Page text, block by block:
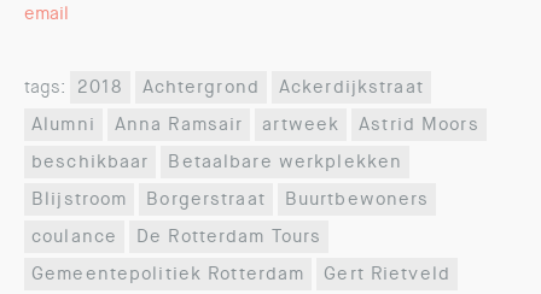
email
tags: 2018 Achtergrond
Ackerdijkstraat
Alumni
Anna Ramsair artweek
Astrid Moors
beschikbaar
Betaalbare werkplekken
Blijstroom
Borgerstraat
Buurtbewoners
coulance
De Rotterdam Tours
Gemeentepolitiek Rotterdam
Gert Rietveld